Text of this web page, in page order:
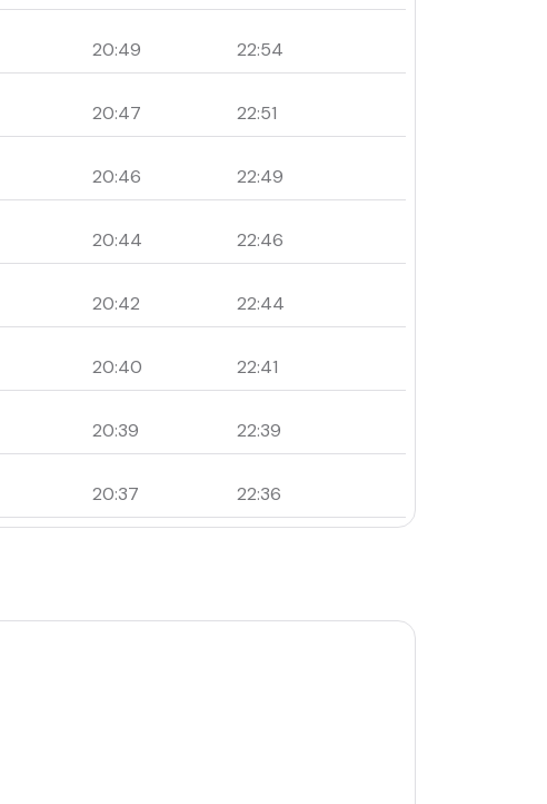
20:49 22:54
20:47 22:51
20:46 22:49
20:44 22:46
20:42 22:44
20:40 22:41
20:39 22:39
20:37 22:36